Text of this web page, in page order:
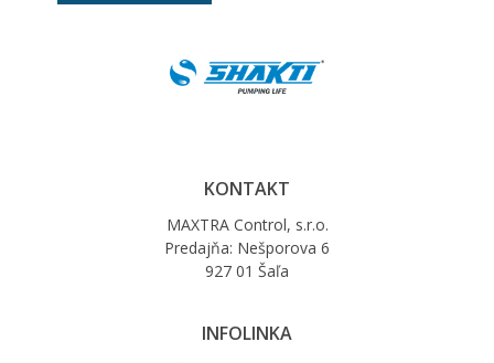
KONTAKT
MAXTRA Control, s.r.o.
Predajňa: Nešporova 6
927 01 Šaľa
INFOLINKA